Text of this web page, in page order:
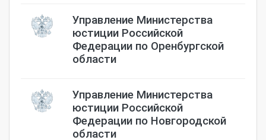
Управление Министерства
юстиции Российской
Федерации по Оренбургской
области
Управление Министерства
юстиции Российской
Федерации по Новгородской
области